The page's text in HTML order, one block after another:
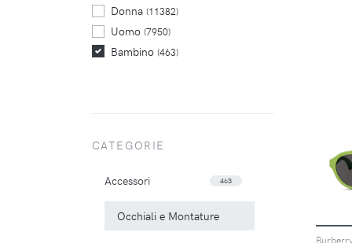
Donna (11382)
Uomo (7950)
Bambino (463)
CATEGORIE
Accessori 463
Occhiali e Montature